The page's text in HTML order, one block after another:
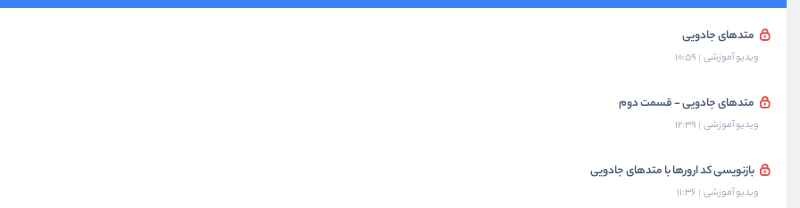
متدهای جادویی
ویدیو آموزشی 10:59
متدهای جادویی - قسمت دوم
ویدیو آموزشی 12:39
بازنویسی کد ارورها با متدهای جادویی
ویدیو آموزشی 11:36